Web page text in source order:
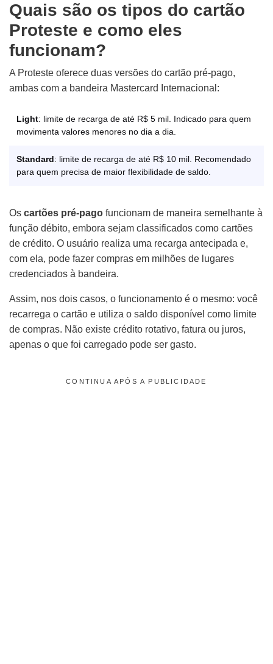
Quais são os tipos do cartão
Proteste e como eles
funcionam?
A Proteste oferece duas versões do cartão pré-pago,
ambas com a bandeira Mastercard Internacional:
Light: limite de recarga de até R$ 5 mil. Indicado para quem
movimenta valores menores no dia a dia.
Standard: limite de recarga de até R$ 10 mil. Recomendado
para quem precisa de maior flexibilidade de saldo.
Os cartões pré-pago funcionam de maneira semelhante à
função débito, embora sejam classificados como cartões
de crédito. O usuário realiza uma recarga antecipada e,
com ela, pode fazer compras em milhões de lugares
credenciados à bandeira.
Assim, nos dois casos, o funcionamento é o mesmo: você
recarrega o cartão e utiliza o saldo disponível como limite
de compras. Não existe crédito rotativo, fatura ou juros,
apenas o que foi carregado pode ser gasto.
CONTINUA APÓS A PUBLICIDADE